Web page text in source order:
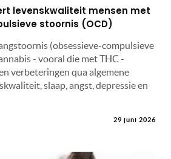
levenskwaliteit mensen met
stoornis (OCD)
(obsessieve-compulsieve
- vooral die met THC -
verbeteringen qua algemene
slaap, angst, depressie en
29 juni 2026